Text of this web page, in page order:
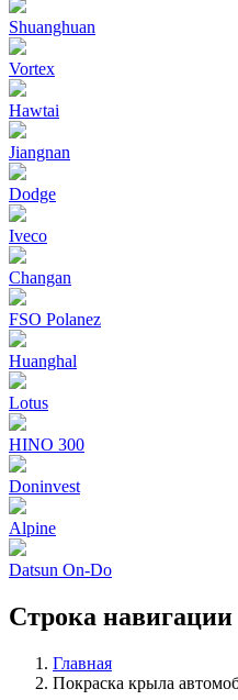
Shuanghuan
Vortex
Hawtai
Jiangnan
Dodge
Iveco
Changan
FSO Polanez
Huanghal
Lotus
HINO 300
Doninvest
Alpine
Datsun On-Do
Строка навигации
Главная
Покраска крыла